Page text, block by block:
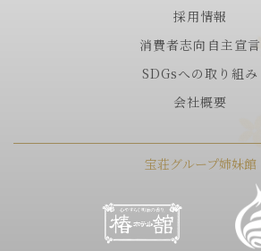
採用情報
消費者志向自主宣言
SDGsへの取り組み
会社概要
宝荘グループ姉妹館